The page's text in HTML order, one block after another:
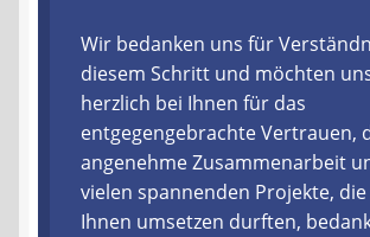
Batterien- und Akku Verordnung
Elektro- und Elektronikgeräte
Öle- und Schmierstoff Verordnung
Vereine & Foren
Wir bedanken uns für
diesem Schritt und möchten
herzlich bei Ihnen für das
entgegengebrachte Vertrauen,
angenehme Zusammenarbeit
vielen spannenden Projekte,
Ihnen umsetzen durften,